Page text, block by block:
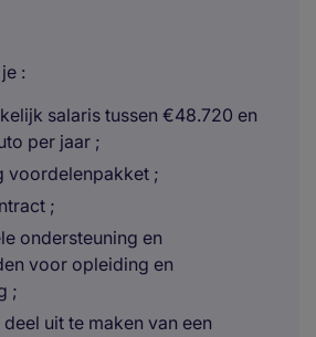
:
salaris tussen €48.720 en
per jaar ;
voordelenpakket ;
;
ondersteuning en
voor opleiding en
;
uit te maken van een